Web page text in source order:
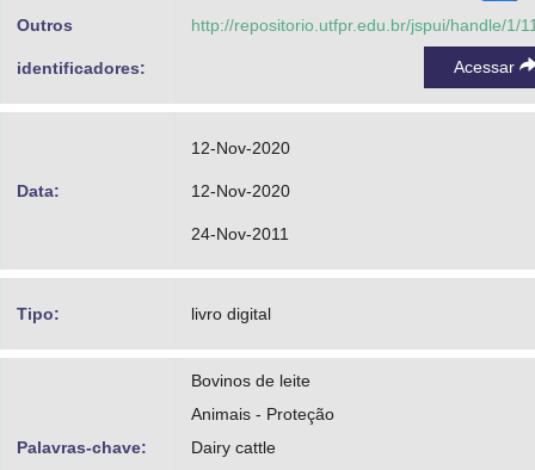
Outros
identificadores:
http://repositorio.utfpr.edu.br/jspui/handle/1/
Acessar
Data:
12-Nov-2020
12-Nov-2020
24-Nov-2011
Tipo: livro digital
Palavras-chave:
Bovinos de leite
Animais - Proteção
Dairy cattle